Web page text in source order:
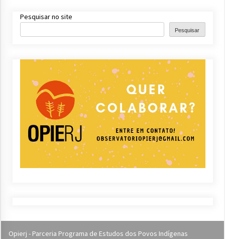
Pesquisar no site
Pesquisar
Opierj - Parceria Programa de Estudos dos Povos Indígenas